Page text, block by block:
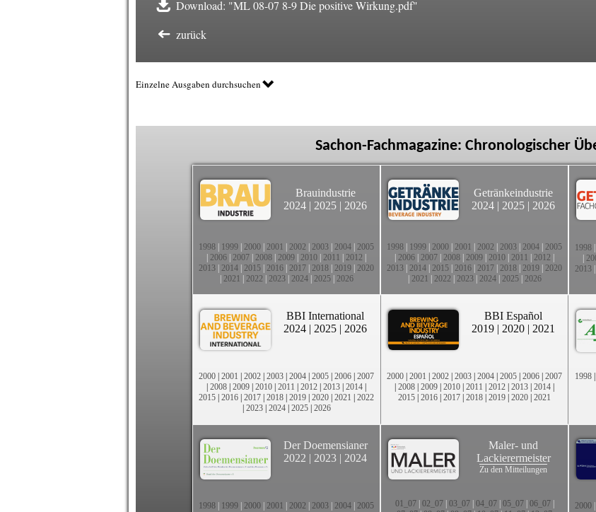
Download: "ML 08-07 8-9 Die positive Wirkung.pdf"
zurück
Einzelne Ausgaben durchsuchen
Sachon-Fachmagazine: Chronologischer
Brauindustrie
2024 | 2025 | 2026
1998 1999 2000 2001 2002 2003 2004 2005
2006 2007 2008 2009 2010 2011 2012
2013 2014 2015 2016 2017 2018 2019 2020
2021 2022 2023| 2024| 2025| 2026
Getränkeindustrie
2024 | 2025 | 2026
1998 1999 2000 2001 2002 2003 2004 2005
2006 2007 2008 2009 2010 2011 2012
2013 2014 2015 2016 2017 2018 2019 2020
2021 2022 2023| 2024| 2025| 2026
1998
2013
BBI International
2024 | 2025 | 2026
2000 | 2001 | 2002 | 2003 | 2004 | 2005 | 2006 | 2007
| 2008 | 2009 | 2010 | 2011 | 2012 | 2013 | 2014 |
2015 | 2016 | 2017 | 2018 | 2019 | 2020 | 2021 | 2022
| 2023| 2024| 2025| 2026
BBI Español
2019 | 2020 | 2021
2000 | 2001 | 2002 | 2003 | 2004 | 2005 | 2006 | 2007
| 2008 | 2009 | 2010 | 2011 | 2012 | 2013 | 2014 |
2015 | 2016 | 2017 | 2018 | 2019 | 2020 | 2021
1998 |
Der Doemensianer
2022 | 2023 | 2024
1998 1999 2000 2001 2002 2003 2004 2005
Maler- und
Lackierermeister
Zu den Mitteilungen
01_07| 02_07| 03_07| 04_07| 05_07| 06_07|
2000